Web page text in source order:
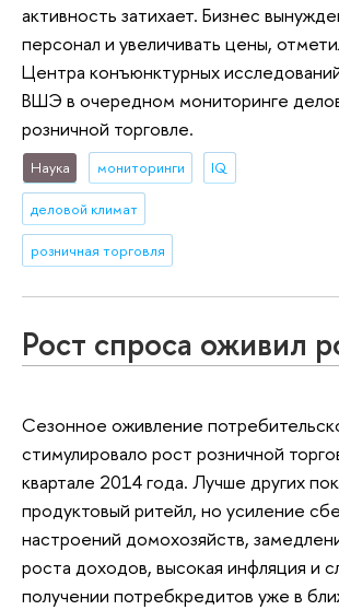
активность затихает. Бизнес
персонал и увеличивать цены,
Центра конъюнктурных
ВШЭ в очередном мониторинге
розничной торговле.
Наука мониторинги IQ
деловой климат
розничная торговля
Рост спроса оживил
Сезонное оживление
стимулировало рост розничной
квартале 2014 года. Лучше других
продуктовый ритейл, но усиление
настроений домохозяйств,
роста доходов, высокая инфляция и
получении потребкредитов уже в